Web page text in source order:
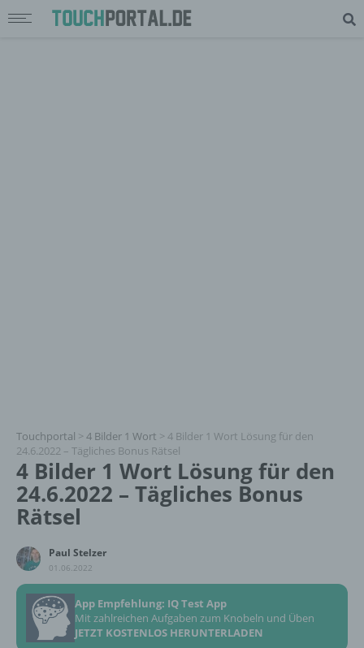
Touchportal > 4 Bilder 1 Wort > 4 Bilder 1 Wort Lösung für den
24.6.2022 – Tägliches Bonus Rätsel
4 Bilder 1 Wort Lösung für den
24.6.2022 – Tägliches Bonus
Rätsel
Paul Stelzer
01.06.2022
App Empfehlung: IQ Test App
Mit zahlreichen Aufgaben zum Knobeln und Üben
JETZT KOSTENLOS HERUNTERLADEN